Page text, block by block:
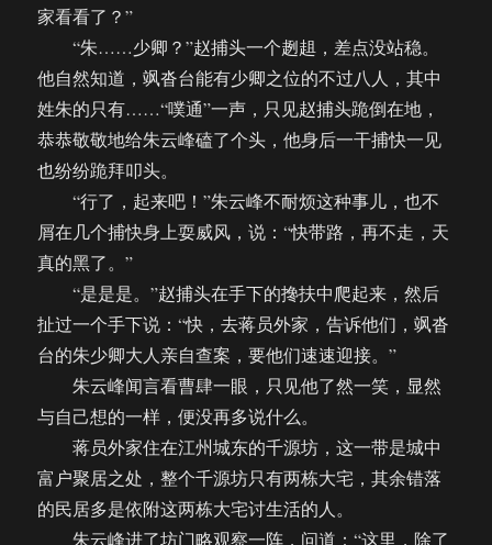
家看看了？”
“朱……少卿？”赵捕头一个趔趄，差点没站稳。
他自然知道，飒沓台能有少卿之位的不过八人，其中
姓朱的只有……“噗通”一声，只见赵捕头跪倒在地，
恭恭敬敬地给朱云峰磕了个头，他身后一干捕快一见
也纷纷跪拜叩头。
“行了，起来吧！”朱云峰不耐烦这种事儿，也不
屑在几个捕快身上耍威风，说：“快带路，再不走，天
真的黑了。”
“是是是。”赵捕头在手下的搀扶中爬起来，然后
扯过一个手下说：“快，去蒋员外家，告诉他们，飒沓
台的朱少卿大人亲自查案，要他们速速迎接。”
朱云峰闻言看曹肆一眼，只见他了然一笑，显然
与自己想的一样，便没再多说什么。
蒋员外家住在江州城东的千源坊，这一带是城中
富户聚居之处，整个千源坊只有两栋大宅，其余错落
的民居多是依附这两栋大宅讨生活的人。
朱云峰进了坊门略观察一阵，问道：“这里，除了